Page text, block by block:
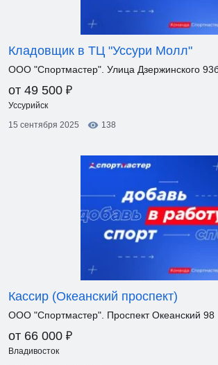
Кладовщик в ТЦ "Уссури Молл"
ООО "Спортмастер". Улица Дзержинского
от 49 500 ₽
Уссурийск
15 сентября 2025
138
Кассир (Океанский проспект)
ООО "Спортмастер". Проспект Океанский 98
от 66 000 ₽
Владивосток